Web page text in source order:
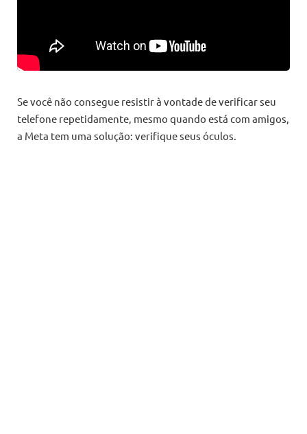
Se você não consegue resistir à vontade de verificar seu
telefone repetidamente, mesmo quando está com amigos,
a Meta tem uma solução: verifique seus óculos.